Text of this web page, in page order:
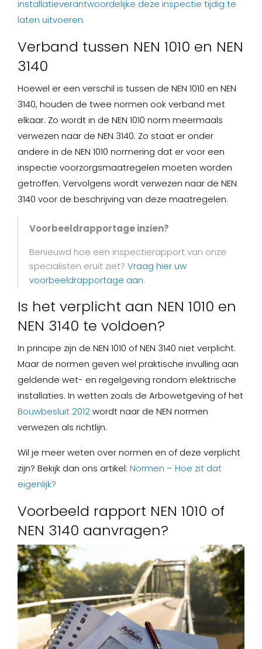
installatieverantwoordelijke deze inspectie tijdig te
laten uitvoeren.
Verband tussen NEN 1010 en NEN
3140
Hoewel er een verschil is tussen de NEN 1010 en NEN
3140, houden de twee normen ook verband met
elkaar. Zo wordt in de NEN 1010 norm meermaals
verwezen naar de NEN 3140. Zo staat er onder
andere in de NEN 1010 normering dat er voor een
inspectie voorzorgsmaatregelen moeten worden
getroffen. Vervolgens wordt verwezen naar de NEN
3140 voor de beschrijving van deze maatregelen.
Voorbeeldrapportage inzien?
Benieuwd hoe een inspectierapport van onze
specialisten eruit ziet? Vraag hier uw
voorbeeldrapportage aan.
Is het verplicht aan NEN 1010 en
NEN 3140 te voldoen?
In principe zijn de NEN 1010 of NEN 3140 niet verplicht.
Maar de normen geven wel praktische invulling aan
geldende wet- en regelgeving rondom elektrische
installaties. In wetten zoals de Arbowetgeving of het
Bouwbesluit 2012wordt naar de NEN normen
verwezen als richtlijn.
Wil je meer weten over normen en of deze verplicht
zijn? Bekijk dan ons artikel: Normen – Hoe zit dat
eigenlijk?
Voorbeeld rapport NEN 1010 of
NEN 3140 aanvragen?